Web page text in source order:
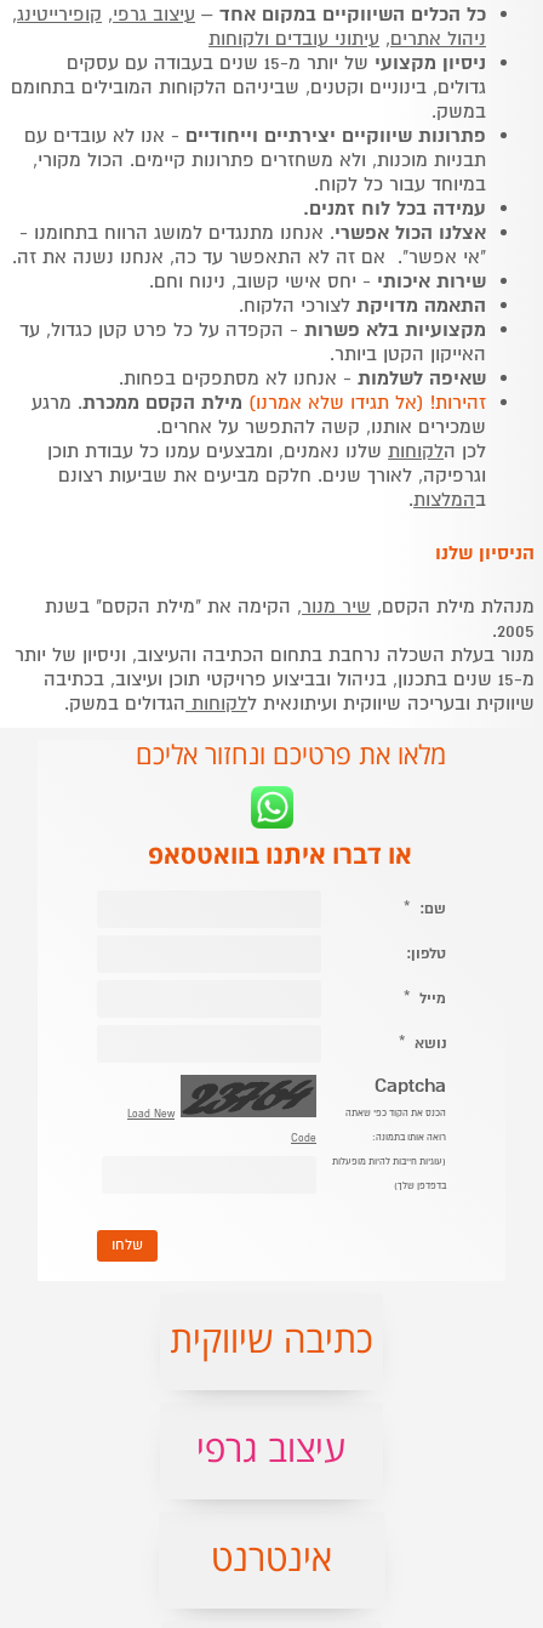
כל הכלים השיווקיים במקום אחד– עיצוב גרפי, קופירייטינג,
ניהול אתרים, עיתוני עובדים ולקוחות
ניסיון מקצועי
של יותר מ-15 שנים בעבודה עם עסקים
גדולים, בינוניים וקטנים, שביניהם הלקוחות המובילים בתחומם
במשק.
פתרונות שיווקיים יצירתיים וייחודיים - אנו לא עובדים עם
תבניות מוכנות, ולא משחזרים פתרונות קיימים. הכול מקורי,
במיוחד עבור כל לקוח.
עמידה בכל לוח זמנים.
אצלנו הכול אפשרי. אנחנו מתנגדים למושג הרווח בתחומנו -
"אי אפשר". אם זה לא התאפשר עד כה, אנחנו נשנה את זה.
שירות איכותי - יחס אישי קשוב, נינוח וחם.
התאמה מדויקת לצורכי הלקוח.
מקצועיות בלא פשרות- הקפדה על כל פרט קטן כגדול, עד
האייקון הקטן ביותר.
שאיפה לשלמות- אנחנו לא מסתפקים בפחות.
זהירות! (אל תגידו שלא אמרנו) מילת הקסם ממכרת. מרגע
שמכירים אותנו, קשה להתפשר על אחרים.
לכן הלקוחותשלנו נאמנים, ומבצעים עמנו כל עבודת תוכן
וגרפיקה, לאורך שנים. חלקם מביעים את שביעות רצונם
בהמלצות.
הניסיון שלנו
מנהלת מילת הקסם, שיר מנור, הקימה את "מילת הקסם" בשנת
2005.
מנור בעלת השכלה נרחבת בתחום הכתיבה והעיצוב, וניסיון של יותר
מ-15 שנים בתכנון, בניהול ובביצוע פרויקטי תוכן ועיצוב, בכתיבה
שיווקית ובעריכה שיווקית ועיתונאית ללקוחות הגדולים במשק.
מלאו את פרטיכם ונחזור אליכם
או דברו איתנו בוואטסאפ
אינטרנט
עיצוב גרפי
כתיבה שיווקית